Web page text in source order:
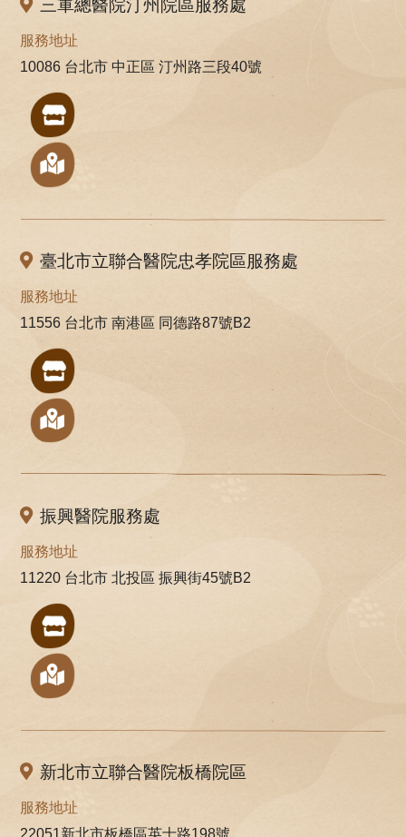
三軍總醫院汀州院區服務處
服務地址
10086 台北市 中正區 汀州路三段40號
臺北市立聯合醫院忠孝院區服務處
服務地址
11556 台北市 南港區 同德路87號B2
振興醫院服務處
服務地址
11220 台北市 北投區 振興街45號B2
新北市立聯合醫院板橋院區
服務地址
22051新北市板橋區英士路198號